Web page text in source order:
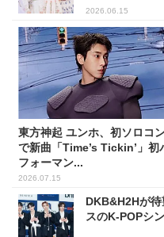
2026.06.15
東方神起 ユンホ、初ソロコ
で新曲「Time’s Tickin’」初
フォーマン...
2026.07.15
DKB&H2Hが
スのK-POPシ